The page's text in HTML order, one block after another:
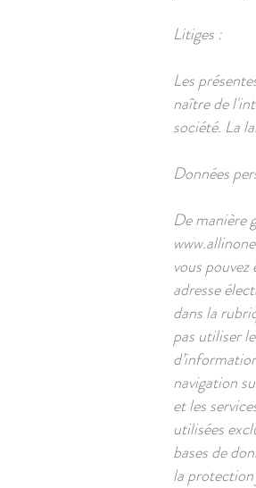
Litiges :
Les
naître de
société. La
Données
De manière
vous
adresse
dans la
pas utiliser
navigation
et les
utilisées
bases de
la protection